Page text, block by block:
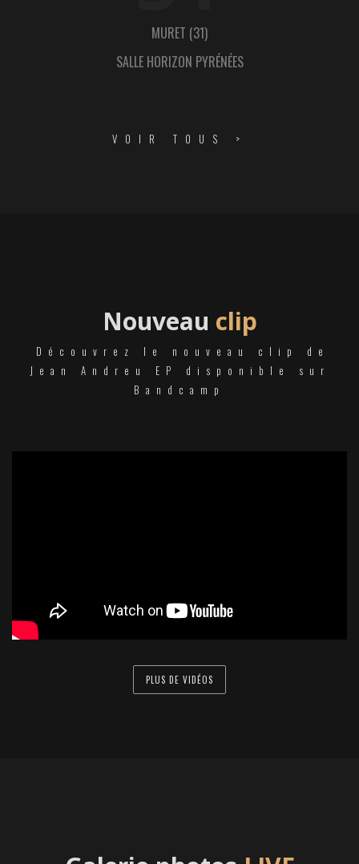
MURET (31)
SALLE HORIZON PYRÉNÉES
VOIR TOUS >
Nouveau clip
Découvrez le nouveau clip de
Jean Andreu EP disponible sur
Bandcamp
PLUS DE VIDÉOS